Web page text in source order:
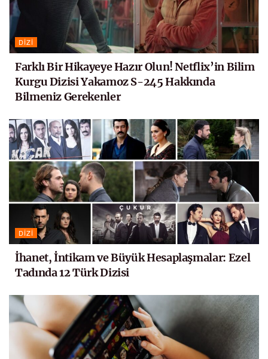
DIZI
Farklı Bir Hikayeye Hazır Olun! Netflix’in Bilim
Kurgu Dizisi Yakamoz S-245 Hakkında
Bilmeniz Gerekenler
DIZI
İhanet, İntikam ve Büyük Hesaplaşmalar: Ezel
Tadında 12 Türk Dizisi